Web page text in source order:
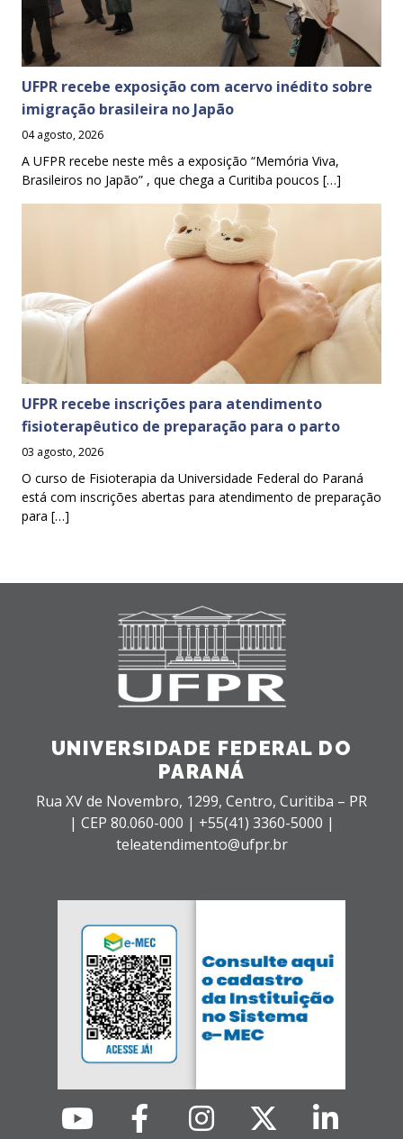
UFPR recebe exposição com acervo inédito sobre
imigração brasileira no Japão
04 agosto, 2026
A UFPR recebe neste mês a exposição “Memória Viva,
Brasileiros no Japão” , que chega a Curitiba poucos […]
UFPR recebe inscrições para atendimento
fisioterapêutico de preparação para o parto
03 agosto, 2026
O curso de Fisioterapia da Universidade Federal do Paraná
está com inscrições abertas para atendimento de preparação
para […]
UNIVERSIDADE FEDERAL DO
PARANÁ
Rua XV de Novembro, 1299, Centro, Curitiba – PR
| CEP 80.060-000 | +55(41) 3360-5000 |
teleatendimento@ufpr.br